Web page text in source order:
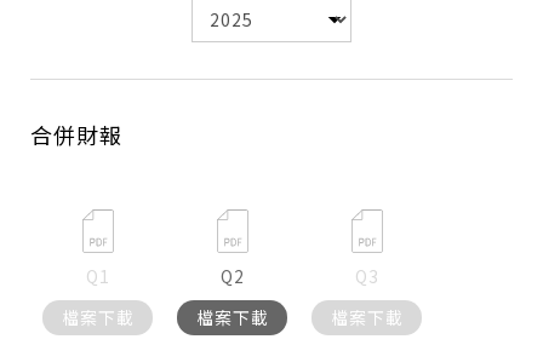
合併財報
Q1
檔案下載
Q2
檔案下載
Q3
檔案下載